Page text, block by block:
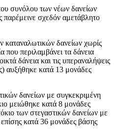
συνόλου των νέων δανείων
παρέμεινε σχεδόν αμετάβλητο
καταναλωτικών δανείων χωρίς
που περιλαμβάνει τα δάνεια
δάνεια και τις υπεραναλήψεις
αυξήθηκε κατά 13 μονάδες
δανείων με συγκεκριμένη
μειώθηκε κατά 8 μονάδες
των στεγαστικών δανείων με
κατά 36 μονάδες βάσης